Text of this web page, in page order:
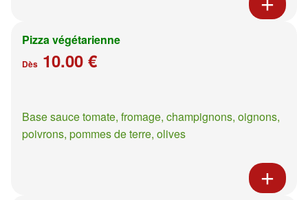
Pizza végétarienne
Dès 10.00 €
Base sauce tomate, fromage, champignons, oignons,
poivrons, pommes de terre, olives